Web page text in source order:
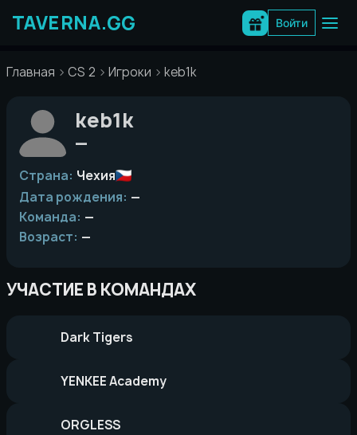
содержимому
Войти
Главная CS 2 Игроки keb1k
keb1k
—
Страна: Чехия
Дата рождения: —
Команда: —
Возраст: —
УЧАСТИЕ В КОМАНДАХ
Dark Tigers
YENKEE Academy
ORGLESS